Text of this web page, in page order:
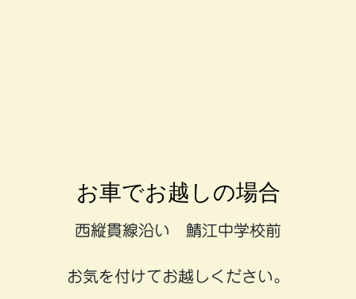
お車でお越しの場合
西縦貫線沿い 鯖江中学校前
お気を付けてお越しください。